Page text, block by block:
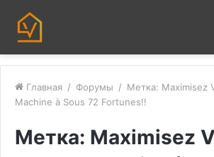
Главная / Форумы / Метка: Maximisez
Machine à Sous 72 Fortunes!!
Метка: Maximisez